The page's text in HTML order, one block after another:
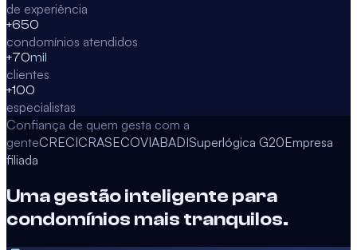
de experiência
+650
condomínios atendidos
+70mil
clientes
+100
especialistas
Confiança de quem gesta com a
genteCRECICRASECOVIABADISuperlógica G20Empresa
filiada
Uma gestão inteligente para
condomínios mais tranquilos.